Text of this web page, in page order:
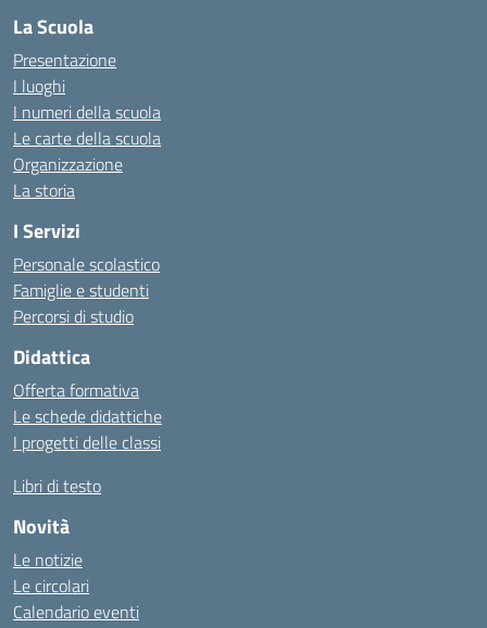
La Scuola
Presentazione
I luoghi
I numeri della scuola
Le carte della scuola
Organizzazione
La storia
I Servizi
Personale scolastico
Famiglie e studenti
Percorsi di studio
Didattica
Offerta formativa
Le schede didattiche
I progetti delle classi
Libri di testo
Novità
Le notizie
Le circolari
Calendario eventi